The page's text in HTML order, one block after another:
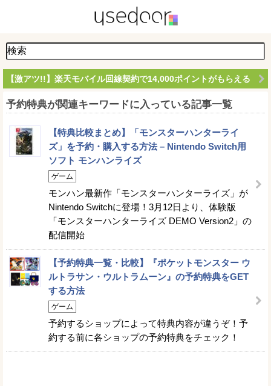
【激アツ!!】楽天モバイル回線契約で14,000ポイントがもらえる
予約特典が関連キーワードに入っている記事一覧
【特典比較まとめ】「モンスターハンターライ
ズ」を予約・購入する方法 – Nintendo Switch用
ソフト モンハンライズ
ゲーム
モンハン最新作「モンスターハンターライズ」が
Nintendo Switchに登場！3月12日より、体験版
「モンスターハンターライズ DEMO Version2」の
配信開始
【予約特典一覧・比較】『ポケットモンスター ウ
ルトラサン・ウルトラムーン』の予約特典をGET
する方法
ゲーム
予約するショップによって特典内容が違うぞ！予
約する前に各ショップの予約特典をチェック！